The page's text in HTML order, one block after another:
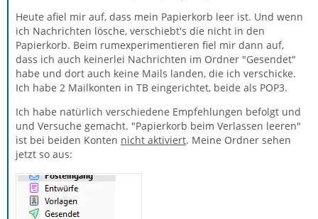
Heute afiel mir auf, dass mein Papierkorb leer ist. Und wenn
ich Nachrichten lösche, verschiebt's die nicht in den
Papierkorb. Beim rumexperimentieren fiel mir dann auf,
dass ich auch keinerlei Nachrichten im Ordner "Gesendet"
habe und dort auch keine Mails landen, die ich verschicke.
Ich habe 2 Mailkonten in TB eingerichtet, beide als POP3.
Ich habe natürlich verschiedene Empfehlungen befolgt und
und Versuche gemacht. "Papierkorb beim Verlassen leeren"
ist bei beiden Konten nicht aktiviert. Meine Ordner sehen
jetzt so aus: